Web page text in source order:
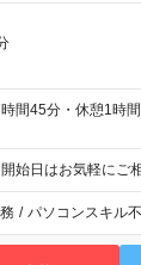
始日はお気軽にご
/ パソコンスキル